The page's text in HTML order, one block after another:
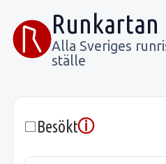
Runkartan
Alla Sveriges
ställe
Besöktⓘ